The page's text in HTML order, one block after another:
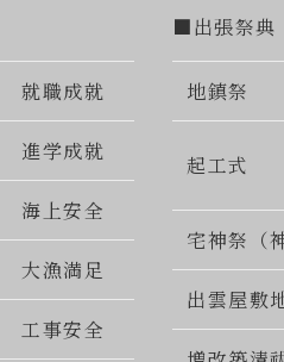
就職成就
進学成就
海上安全
大漁満足
工事安全
■出張祭典
地鎮祭
起工式
宅神祭（
出雲屋敷